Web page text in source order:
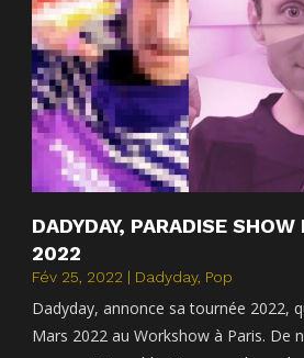
DADYDAY, PARADISE SHOW
2022
Fév 25, 2022 | Dadyday, Pop
Dadyday, annonce sa tournée 2022,
Mars 2022 au Workshow à Paris. De